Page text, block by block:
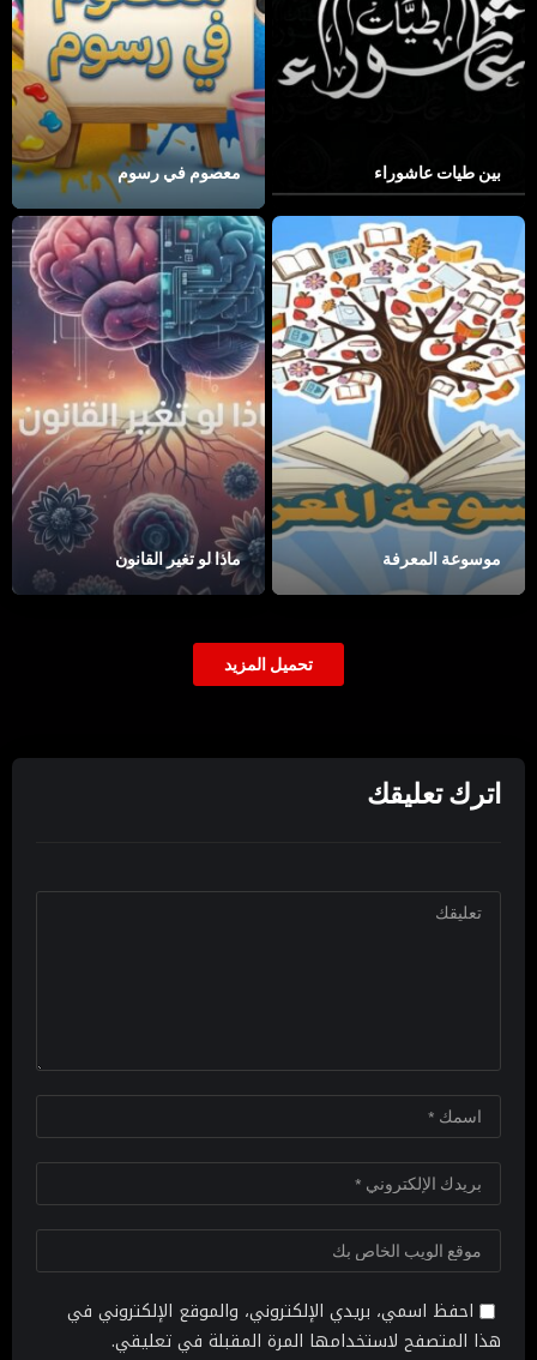
بين طيات عاشوراء معصوم في رسوم
موسوعة المعرفة ماذا لو تغير القانون
تحميل المزيد
اترك تعليقك
احفظ اسمي، بريدي الإلكتروني، والموقع الإلكتروني في
هذا المتصفح لاستخدامها المرة المقبلة في تعليقي.